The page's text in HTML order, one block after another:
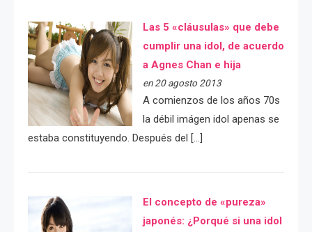
Las 5 «cláusulas» que debe
cumplir una idol, de acuerdo
a Agnes Chan e hija
en 20 agosto 2013
A comienzos de los años 70s
la débil imágen idol apenas se
estaba constituyendo. Después del […]
El concepto de «pureza»
japonés: ¿Porqué si una idol